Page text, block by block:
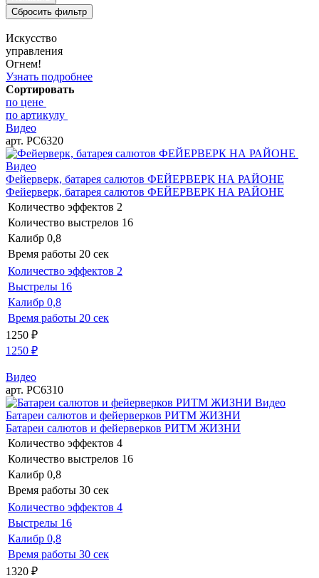
Искусство
управления
Огнем!
Узнать подробнее
Сортировать
по цене
по артикулу
Видео
арт. РС6320
Видео
Фейерверк, батарея салютов ФЕЙЕРВЕРК НА РАЙОНЕ
Фейерверк, батарея салютов ФЕЙЕРВЕРК НА РАЙОНЕ
Количество эффектов 2
Количество выстрелов 16
Калибр 0,8
Время работы 20 сек
Количество эффектов 2
Выстрелы 16
Калибр 0,8
Время работы 20 сек
1250 ₽
1250 ₽
Видео
арт. РС6310
Видео
Батареи салютов и фейерверков РИТМ ЖИЗНИ
Батареи салютов и фейерверков РИТМ ЖИЗНИ
Количество эффектов 4
Количество выстрелов 16
Калибр 0,8
Время работы 30 сек
Количество эффектов 4
Выстрелы 16
Калибр 0,8
Время работы 30 сек
1320 ₽